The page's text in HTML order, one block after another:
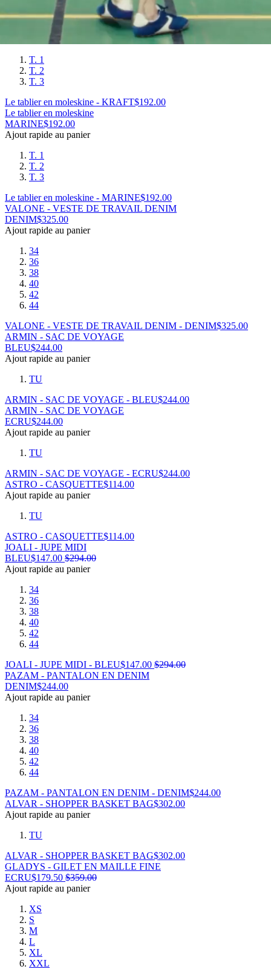
Le tablier en moleskine - KAKI
192.00
Le tablier en moleskine
192.00
Ajout rapide au panier
T. 1
T. 2
T. 3
Le tablier en moleskine - KRAFT$192.00
Le tablier en moleskine
MARINE$192.00
Ajout rapide au panier
T. 1
T. 2
T. 3
Le tablier en moleskine - MARINE$192.00
VALONE - VESTE DE TRAVAIL DENIM
DENIM$325.00
Ajout rapide au panier
34
36
38
40
42
44
VALONE - VESTE DE TRAVAIL DENIM - DENIM$325.00
ARMIN - SAC DE VOYAGE
BLEU$244.00
Ajout rapide au panier
TU
ARMIN - SAC DE VOYAGE - BLEU$244.00
ARMIN - SAC DE VOYAGE
ECRU$244.00
Ajout rapide au panier
TU
ARMIN - SAC DE VOYAGE - ECRU$244.00
ASTRO - CASQUETTE$114.00
Ajout rapide au panier
TU
ASTRO - CASQUETTE$114.00
JOALI - JUPE MIDI
BLEU$147.00 $294.00
Ajout rapide au panier
34
36
38
40
42
44
JOALI - JUPE MIDI - BLEU$147.00 $294.00
PAZAM - PANTALON EN DENIM
DENIM$244.00
Ajout rapide au panier
34
36
38
40
42
44
PAZAM - PANTALON EN DENIM - DENIM$244.00
ALVAR - SHOPPER BASKET BAG$302.00
Ajout rapide au panier
TU
ALVAR - SHOPPER BASKET BAG$302.00
GLADYS - GILET EN MAILLE FINE
ECRU$179.50 $359.00
Ajout rapide au panier
XS
S
M
L
XL
XXL